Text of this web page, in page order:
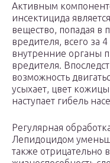
Активным
инсектицида
вещество, попадая в
вредителя, всего за
внутренние органы
вредителя.
возможность
усыхает, цвет
наступает гибель
Регулярная
Лепидоцидом
также отрицательно